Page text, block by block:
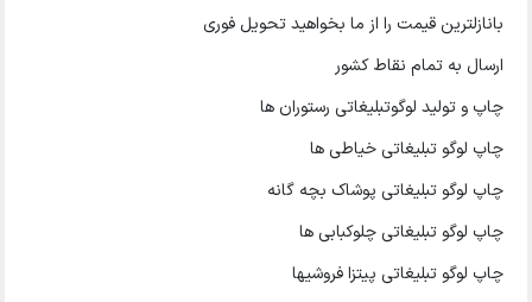
بانازلترین قیمت را از ما بخواهید تحویل فوری
ارسال به تمام نقاط کشور
چاپ و تولید لوگوتبلیغاتی رستوران ها
چاپ لوگو تبلیغاتی خیاطی ها
چاپ لوگو تبلیغاتی پوشاک بچه گانه
چاپ لوگو تبلیغاتی چلوکبابی ها
چاپ لوگو تبلیغاتی پیتزا فروشیها